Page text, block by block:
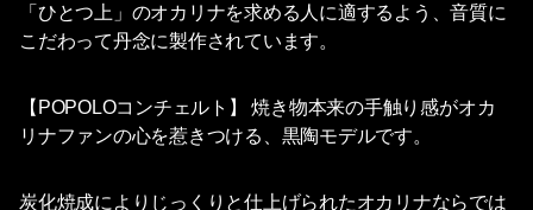
「ひとつ上」のオカリナを求める人に適するよう、音質に
こだわって丹念に製作されています。
【POPOLOコンチェルト】 焼き物本来の手触り感がオカ
リナファンの心を惹きつける、黒陶モデルです。
炭化焼成によりじっくりと仕上げられたオカリナならでは